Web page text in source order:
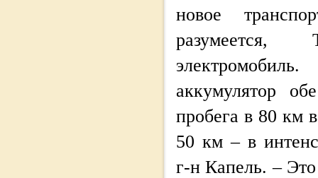
новое
аккумулятор
пробега в 80 км
50 км – в
г-н Капель. –